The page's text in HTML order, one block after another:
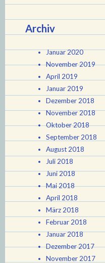
Archiv
Januar 2020
November 2019
April 2019
Januar 2019
Dezember 2018
November 2018
Oktober 2018
September 2018
August 2018
Juli 2018
Juni 2018
Mai 2018
April 2018
März 2018
Februar 2018
Januar 2018
Dezember 2017
November 2017